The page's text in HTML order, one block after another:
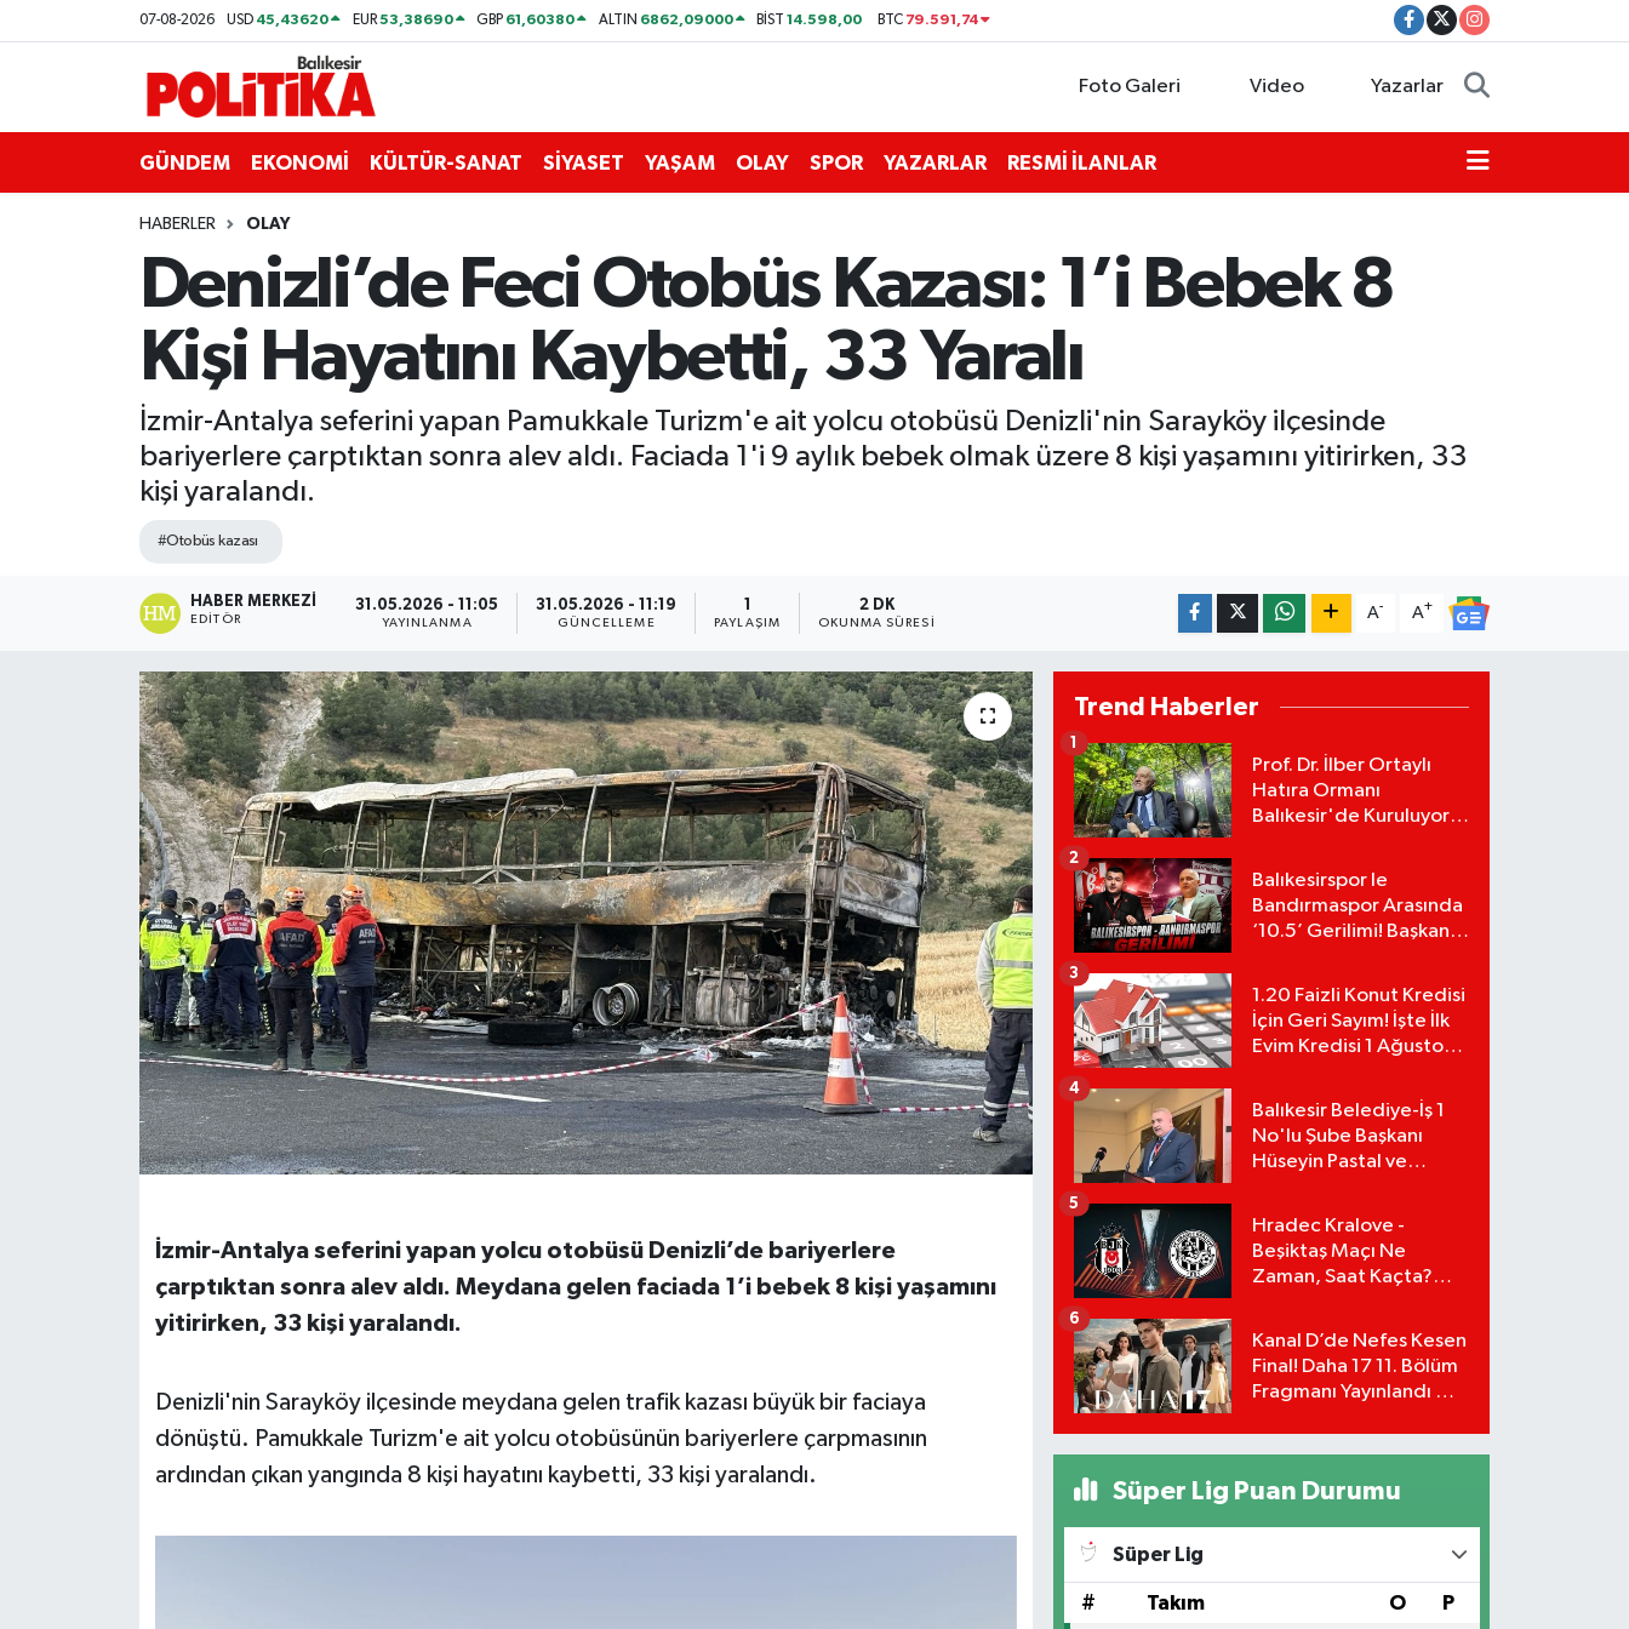
07-08-2026 USD 45,43620 EUR53,38690 GBP 61,60380 ALTIN 6862,09000 BİST14.598,00 BTC 79.591,74
Foto Galeri Video Yazarlar
GÜNDEM EKONOMİ KÜLTÜR-SANAT SİYASET YAŞAM OLAY SPOR YAZARLAR RESMİ İLANLAR
HABERLER OLAY
Denizli’de Feci Otobüs Kazası: 1’i Bebek 8
Kişi Hayatını Kaybetti, 33 Yaralı
İzmir-Antalya seferini yapan Pamukkale Turizm'e ait yolcu otobüsü Denizli'nin Sarayköy ilçesinde
bariyerlere çarptıktan sonra alev aldı. Faciada 1'i 9 aylık bebek olmak üzere 8 kişi yaşamını yitirirken, 33
kişi yaralandı.
#Otobüs kazası
HABER MERKEZI
EDITÖR
31.05.2026 - 11:05
YAYINLANMA
31.05.2026 - 11:19
GÜNCELLEME
1
PAYLAŞIM
2 DK
OKUNMA SÜRESI
A- A+
İzmir-Antalya seferini yapan yolcu otobüsü Denizli’de bariyerlere
çarptıktan sonra alev aldı. Meydana gelen faciada 1’i bebek 8 kişi yaşamını
yitirirken, 33 kişi yaralandı.
Denizli'nin Sarayköy ilçesinde meydana gelen trafik kazası büyük bir faciaya
dönüştü. Pamukkale Turizm'e ait yolcu otobüsünün bariyerlere çarpmasının
ardından çıkan yangında 8 kişi hayatını kaybetti, 33 kişi yaralandı.
Trend Haberler
Prof. Dr. İlber Ortaylı
Hatıra Ormanı
Balıkesir'de Kuruluyor!
1
Balıkesirspor le
Bandırmaspor Arasında
‘10.5’ Gerilimi! Başkan
Tepki!
2
1.20 Faizli Konut Kredisi
İçin Geri Sayım! İşte İlk
Evim Kredisi 1 Ağustos
Hesaplama Tablosu:
3
Balıkesir Belediye-İş 1
No'lu Şube Başkanı
Hüseyin Pastal ve
4
Hradec Kralove -
Beşiktaş Maçı Ne
Zaman, Saat Kaçta?
Detayları!
5
Kanal D’de Nefes Kesen
Final! Daha 17 11. Bölüm
Fragmanı Yayınlandı Mı?
6
Süper Lig Puan Durumu
Süper Lig
# Takım O P
ASTROLOJİ
BİYOGRAFİLER
Burhaniye
Edremit
EĞİTİM
EKONOMİ
KÜLTÜR-SANAT
MAGAZİN
Balıkesir Nöbetçi Eczaneler
Balıkesir Hava Durumu
Balıkesir Namaz Vakitleri
Balıkesir Trafik Yoğunluk Haritası
Süper Lig Puan Durumu ve Fikstür
Tüm Manşetler
Son Dakika Haberleri